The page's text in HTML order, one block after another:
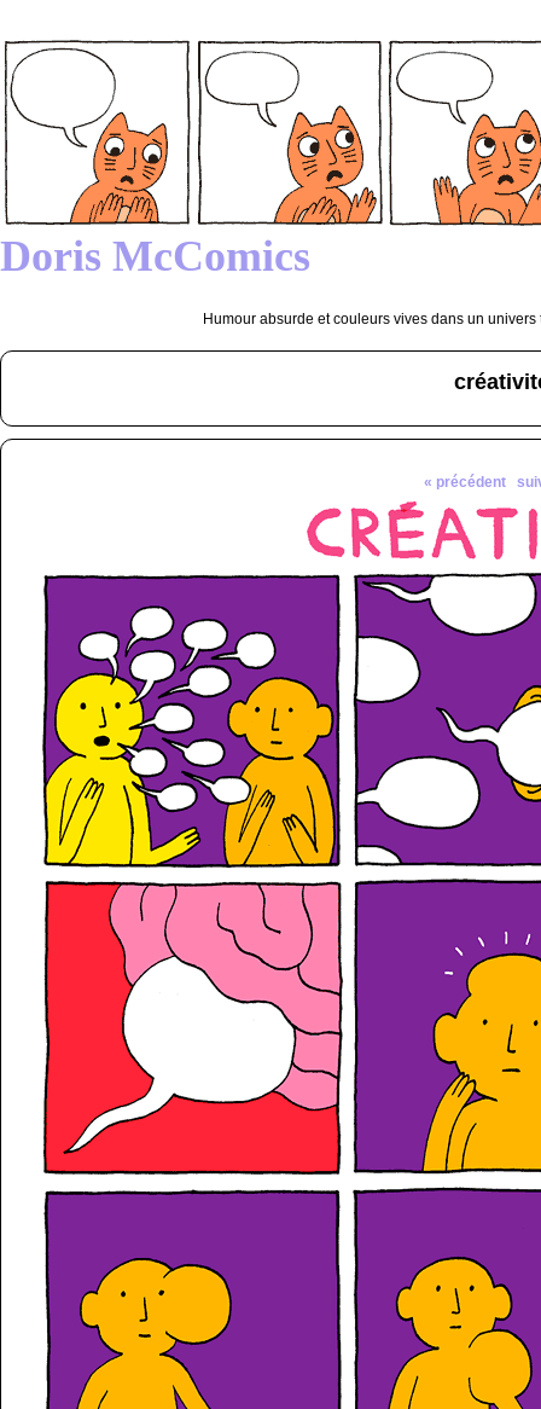
Doris McComics
Humour absurde et couleurs vives dans un
« précédent